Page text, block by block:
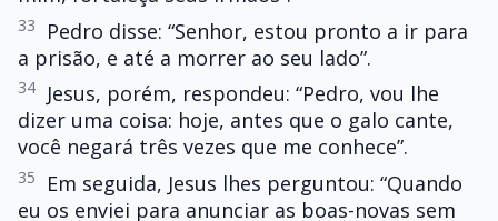
33
Pedro disse: “Senhor, estou pronto a ir para
a prisão, e até a morrer ao seu lado”.
34
Jesus, porém, respondeu: “Pedro, vou lhe
dizer uma coisa: hoje, antes que o galo cante,
você negará três vezes que me conhece”.
35
Em seguida, Jesus lhes perguntou: “Quando
eu os enviei para anunciar as boas-novas sem